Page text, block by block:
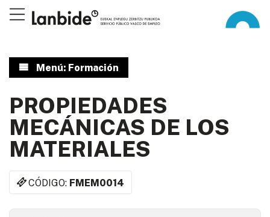
Menú: Formación
PROPIEDADES
MECÁNICAS DE LOS
MATERIALES
CÓDIGO: FMEM0014